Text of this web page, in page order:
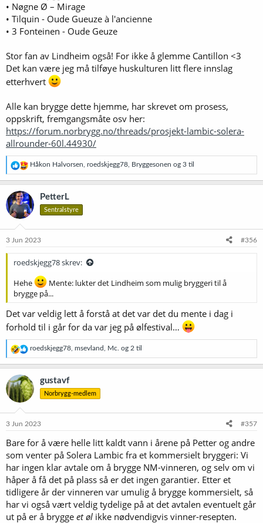
• Nøgne Ø – Mirage
• Tilquin - Oude Gueuze à l'ancienne
• 3 Fonteinen - Oude Geuze
Stor fan av Lindheim også! For ikke å glemme Cantillon <3
Det kan være jeg må tilføye huskulturen litt flere innslag
etterhvert
Alle kan brygge dette hjemme, har skrevet om prosess,
oppskrift, fremgangsmåte osv her:
https://forum.norbrygg.no/threads/prosjekt-lambic-solera-
allrounder-60l.44930/
R
e
a
s
j
n
e
Håkon Halvorsen roedskjegg78 Bryggesonen og 3 til
PetterL
Sentralstyre
3 Jun 2023 #356
roedskjegg78 skrev:
Hehe
Mente: lukter det Lindheim som mulig bryggeri til å
brygge på...
Det var veldig lett å forstå at det var det du mente i dag i
forhold til i går for da var jeg på ølfestival…
R
e
a
s
j
n
e
:
roedskjegg78 msevland Mc. og 2 til
gustavf
Norbrygg-medlem
3 Jun 2023 #357
Bare for å være helle litt kaldt vann i årene på Petter og andre
som venter på Solera Lambic fra et kommersielt bryggeri: Vi
har ingen klar avtale om å brygge NM-vinneren, og selv om vi
håper å få det på plass så er det ingen garantier. Etter et
tidligere år der vinneren var umulig å brygge kommersielt, så
har vi også vært veldig tydelige på at det avtalen eventuelt går
ut på er å brygge et øl ikke nødvendigvis vinner-resepten.